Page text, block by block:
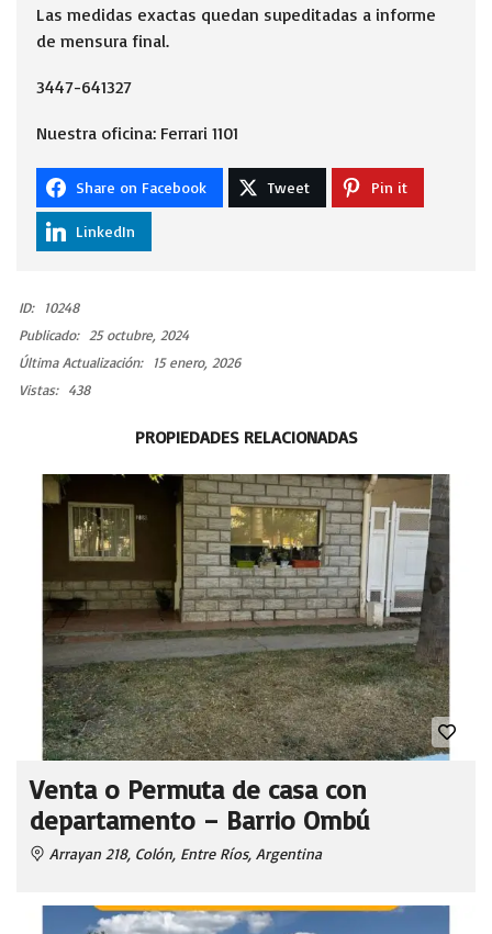
Las medidas exactas quedan supeditadas a informe
de mensura final.
3447-641327
Nuestra oficina: Ferrari 1101
Share on Facebook Tweet Pin it
LinkedIn
ID:
10248
Publicado:
25 octubre, 2024
Última Actualización:
15 enero, 2026
Vistas:
438
PROPIEDADES RELACIONADAS
Venta o Permuta de casa con
departamento – Barrio Ombú
Arrayan 218, Colón, Entre Ríos, Argentina